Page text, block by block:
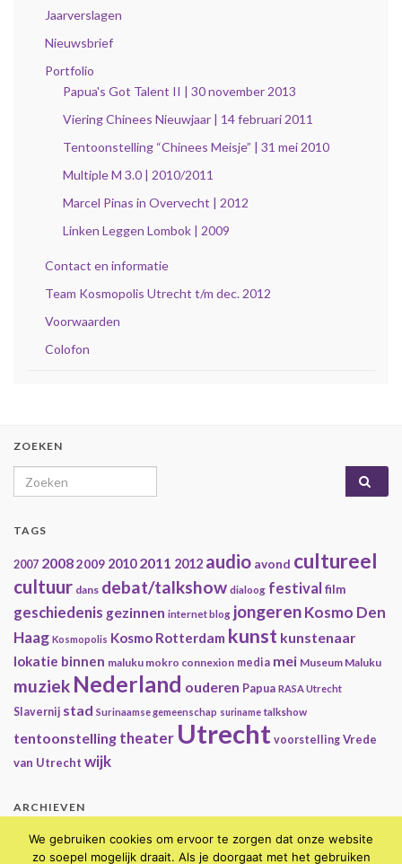
Jaarverslagen
Nieuwsbrief
Portfolio
Papua's Got Talent II | 30 november 2013
Viering Chinees Nieuwjaar | 14 februari 2011
Tentoonstelling “Chinees Meisje” | 31 mei 2010
Multiple M 3.0 | 2010/2011
Marcel Pinas in Overvecht | 2012
Linken Leggen Lombok | 2009
Contact en informatie
Team Kosmopolis Utrecht t/m dec. 2012
Voorwaarden
Colofon
ZOEKEN
Search for:
TAGS
2007 20082009 2010 2011 2012 audio avond cultureel
cultuur dans debat/talkshow dialoog festival film
geschiedenis gezinnen internet blog jongerenKosmo Den
Haag Kosmopolis Kosmo Rotterdam kunst kunstenaar
lokatie binnen maluku mokro connexion media mei Museum Maluku
muziek Nederland ouderen Papua RASA Utrecht
Slavernij stad Surinaamse gemeenschap suriname talkshow
tentoonstelling theater Utrecht voorstelling Vrede
van Utrecht wijk
ARCHIEVEN
Archieven
We gebruiken cookies om ervoor te zorgen dat onze website
zo soepel mogelijk draait. Als je doorgaat met het gebruiken